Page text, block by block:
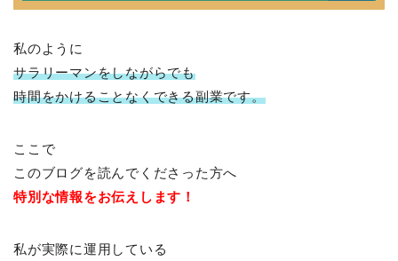
私のように
サラリーマンをしながらでも
時間をかけることなくできる副業です。
ここで
このブログを読んでくださった方へ
特別な情報をお伝えします！
私が実際に運用している